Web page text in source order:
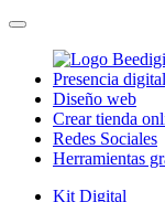
Presencia digital
Diseño web
Crear tienda
Redes Sociales
Herramientas
Kit Digital